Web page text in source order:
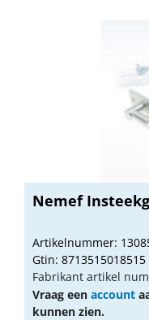
Nemef
Artikelnummer:
Gtin: 8713515018515
Fabrikant artikel
Vraag een account
kunnen zien.